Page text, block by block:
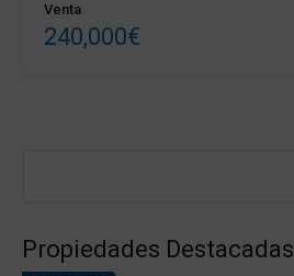
Venta
240,000€
Propiedades Destacadas